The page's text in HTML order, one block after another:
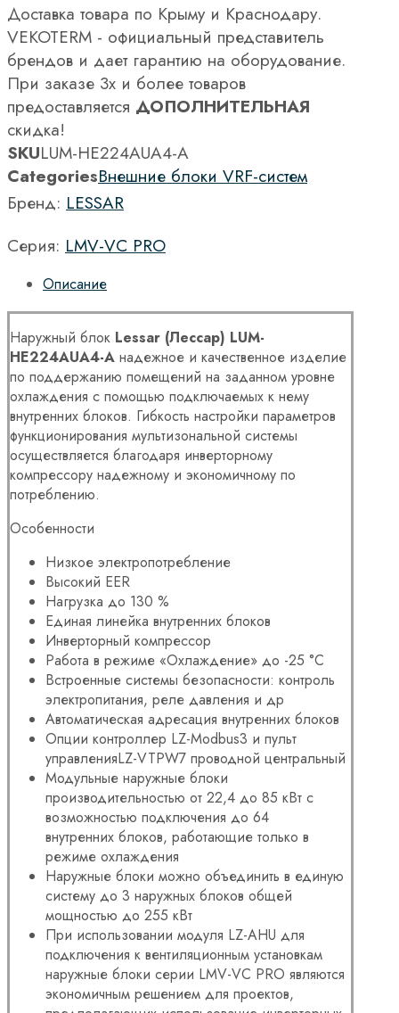
Доставка товара по Крыму и Краснодару.
VEKOTERM - официальный представитель
брендов и дает гарантию на оборудование.
При заказе 3х и более товаров
предоставляется ДОПОЛНИТЕЛЬНАЯ
скидка!
SKULUM-HE224AUA4-A
CategoriesВнешние блоки VRF-систем
Бренд: LESSAR
Серия: LMV-VC PRO
Описание
Наружный блок Lessar (Лессар) LUM-
HE224AUA4-A надежное и качественное изделие
по поддержанию помещений на заданном уровне
охлаждения с помощью подключаемых к нему
внутренних блоков. Гибкость настройки параметров
функционирования мультизональной системы
осуществляется благодаря инверторному
компрессору надежному и экономичному по
потреблению.
Особенности
Низкое электропотребление
Высокий EER
Нагрузка до 130 %
Единая линейка внутренних блоков
Инверторный компрессор
Работа в режиме «Охлаждение» до -25 °С
Встроенные системы безопасности: контроль
электропитания, реле давления и др
Автоматическая адресация внутренних блоков
Опции контроллер LZ-Modbus3 и пульт
управленияLZ-VTPW7 проводной центральный
Модульные наружные блоки
производительностью от 22,4 до 85 кВт с
возможностью подключения до 64
внутренних блоков, работающие только в
режиме охлаждения
Наружные блоки можно объединить в единую
систему до 3 наружных блоков общей
мощностью до 255 кВт
При использовании модуля LZ-AHU для
подключения к вентиляционным установкам
наружные блоки серии LMV-VC PRO являются
экономичным решением для проектов,